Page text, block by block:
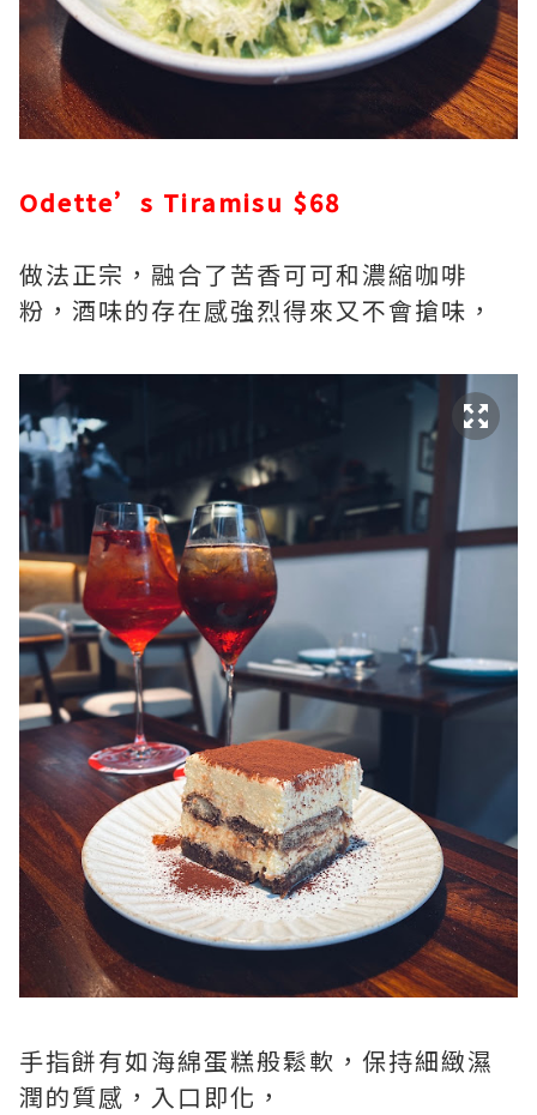
Odette’s Tiramisu $68
做法正宗，融合了苦香可可和濃縮咖啡
粉，酒味的存在感強烈得來又不會搶味，
手指餅有如海綿蛋糕般鬆軟，保持細緻濕
潤的質感，入口即化，